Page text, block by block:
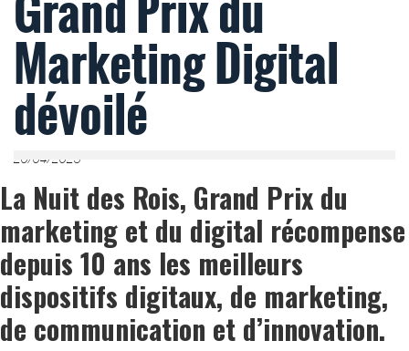
Marketing Digital
dévoilé
20/04/2023
La Nuit des Rois, Grand Prix du
marketing et du digital récompense
depuis 10 ans les meilleurs
dispositifs digitaux, de marketing,
de communication et d’innovation.